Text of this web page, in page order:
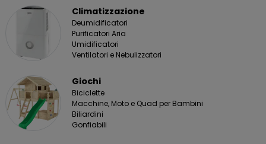
Climatizzazione
Deumidificatori
Purificatori Aria
Umidificatori
Ventilatori e Nebulizzatori
Giochi
Biciclette
Macchine, Moto e Quad per Bambini
Biliardini
Gonfiabili